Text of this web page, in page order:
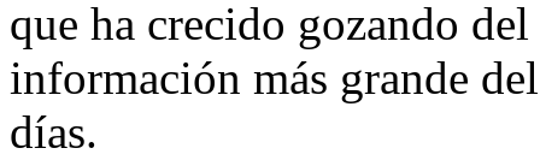
que ha crecido gozando
información más grande
días.